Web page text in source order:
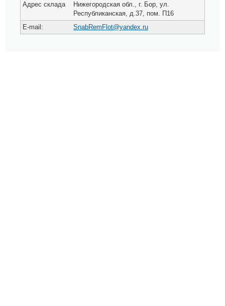
Адрес склада
Нижегородская обл., г. Бор, ул.
Республиканская, д.37, пом. П16
E-mail:
SnabRemFlot@yandex.ru